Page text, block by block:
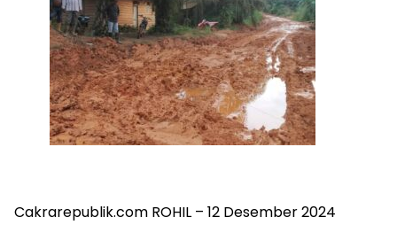
Cakrarepublik.com ROHIL – 12 Desember 2024